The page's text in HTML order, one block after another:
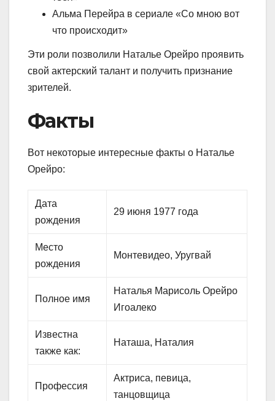
Альма Перейра в сериале «Со мною вот
что происходит»
Эти роли позволили Наталье Орейро проявить
свой актерский талант и получить признание
зрителей.
Факты
Вот некоторые интересные факты о Наталье
Орейро:
Дата
рождения
29 июня 1977 года
Место
рождения
Монтевидео, Уругвай
Полное имя
Наталья Марисоль Орейро
Игоалеко
Известна
также как:
Наташа, Наталия
Профессия
Актриса, певица,
танцовщица